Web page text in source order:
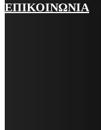
ΕΠΙΚΟΙΝΩΝΙΑ